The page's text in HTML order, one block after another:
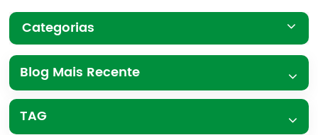
Categorias
Blog Mais Recente
TAG